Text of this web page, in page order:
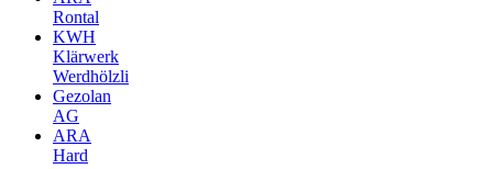
Rontal
KWH
Klärwerk
Werdhölzli
Gezolan
AG
ARA
Hard